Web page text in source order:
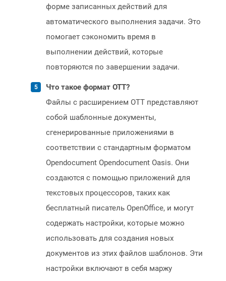
форме записанных действий для
автоматического выполнения задачи. Это
помогает сэкономить время в
выполнении действий, которые
повторяются по завершении задачи.
Что такое формат OTT?
Файлы с расширением OTT представляют
собой шаблонные документы,
сгенерированные приложениями в
соответствии с стандартным форматом
Opendocument Opendocument Oasis. Они
создаются с помощью приложений для
текстовых процессоров, таких как
бесплатный писатель OpenOffice, и могут
содержать настройки, которые можно
использовать для создания новых
документов из этих файлов шаблонов. Эти
настройки включают в себя маржу